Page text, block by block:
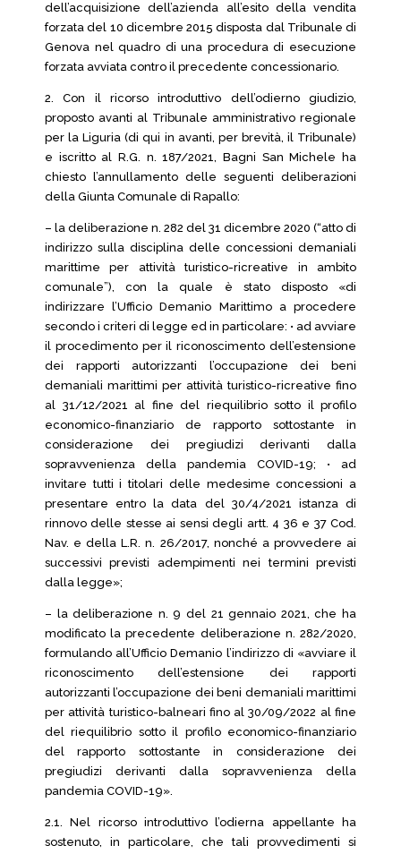
dell’acquisizione dell’azienda all’esito della vendita
forzata del 10 dicembre 2015 disposta dal Tribunale di
Genova nel quadro di una procedura di esecuzione
forzata avviata contro il precedente concessionario.
2. Con il ricorso introduttivo dell’odierno giudizio,
proposto avanti al Tribunale amministrativo regionale
per la Liguria (di qui in avanti, per brevità, il Tribunale)
e iscritto al R.G. n. 187/2021, Bagni San Michele ha
chiesto l’annullamento delle seguenti deliberazioni
della Giunta Comunale di Rapallo:
– la deliberazione n. 282 del 31 dicembre 2020 (“atto di
indirizzo sulla disciplina delle concessioni demaniali
marittime per attività turistico-ricreative in ambito
comunale”), con la quale è stato disposto «di
indirizzare l’Ufficio Demanio Marittimo a procedere
secondo i criteri di legge ed in particolare: • ad avviare
il procedimento per il riconoscimento dell’estensione
dei rapporti autorizzanti l’occupazione dei beni
demaniali marittimi per attività turistico-ricreative fino
al 31/12/2021 al fine del riequilibrio sotto il profilo
economico-finanziario de rapporto sottostante in
considerazione dei pregiudizi derivanti dalla
sopravvenienza della pandemia COVID-19; • ad
invitare tutti i titolari delle medesime concessioni a
presentare entro la data del 30/4/2021 istanza di
rinnovo delle stesse ai sensi degli artt. 4 36 e 37 Cod.
Nav. e della L.R. n. 26/2017, nonché a provvedere ai
successivi previsti adempimenti nei termini previsti
dalla legge»;
– la deliberazione n. 9 del 21 gennaio 2021, che ha
modificato la precedente deliberazione n. 282/2020,
formulando all’Ufficio Demanio l’indirizzo di «avviare il
riconoscimento dell’estensione dei rapporti
autorizzanti l’occupazione dei beni demaniali marittimi
per attività turistico-balneari fino al 30/09/2022 al fine
del riequilibrio sotto il profilo economico-finanziario
del rapporto sottostante in considerazione dei
pregiudizi derivanti dalla sopravvenienza della
pandemia COVID-19».
2.1. Nel ricorso introduttivo l’odierna appellante ha
sostenuto, in particolare, che tali provvedimenti si